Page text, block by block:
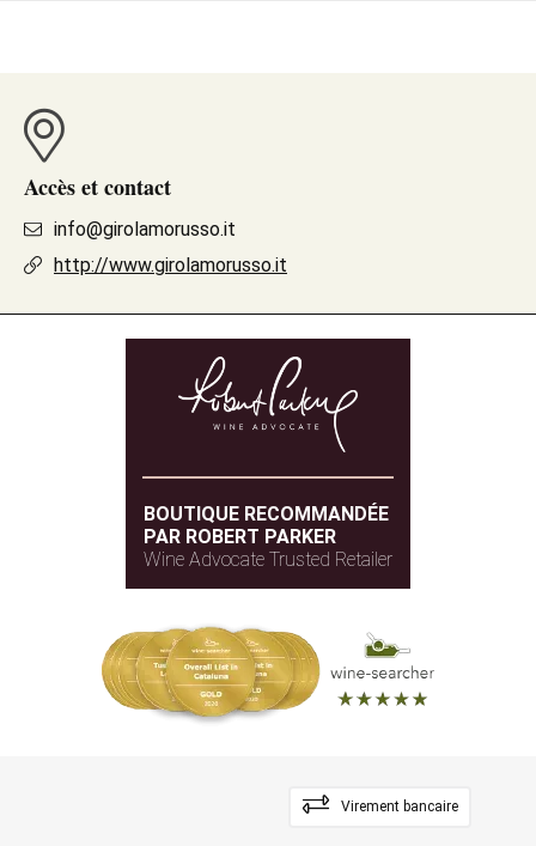
Accès et contact
info@girolamorusso.it
http://www.girolamorusso.it
BOUTIQUE RECOMMANDÉE
PAR ROBERT PARKER
Wine Advocate Trusted Retailer
Virement bancaire